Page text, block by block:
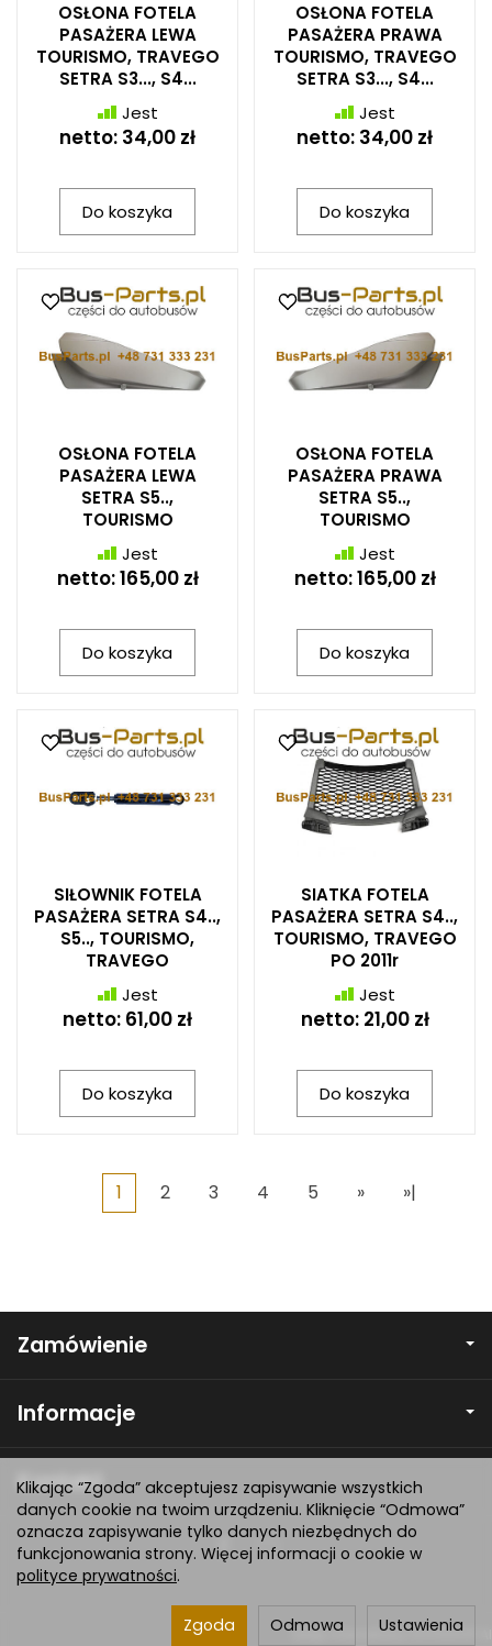
OSŁONA FOTELA
PASAŻERA LEWA
TOURISMO, TRAVEGO
SETRA S3..., S4...
Jest
netto: 34,00 zł
Do koszyka
OSŁONA FOTELA
PASAŻERA PRAWA
TOURISMO, TRAVEGO
SETRA S3..., S4...
Jest
netto: 34,00 zł
Do koszyka
OSŁONA FOTELA
PASAŻERA LEWA
SETRA S5..,
TOURISMO
Jest
netto:165,00 zł
Do koszyka
OSŁONA FOTELA
PASAŻERA PRAWA
SETRA S5..,
TOURISMO
Jest
netto:165,00 zł
Do koszyka
SIŁOWNIK FOTELA
PASAŻERA SETRA S4..,
S5.., TOURISMO,
TRAVEGO
Jest
netto: 61,00 zł
Do koszyka
SIATKA FOTELA
PASAŻERA SETRA S4..,
TOURISMO, TRAVEGO
PO 2011r
Jest
netto: 21,00 zł
Do koszyka
1 2 3 4 5 » »|
Zamówienie
Informacje
Kontakt
Sklep internetowy SOTESHOP AI
Klikając “Zgoda” akceptujesz zapisywanie wszystkich
danych cookie na twoim urządzeniu. Kliknięcie “Odmowa”
oznacza zapisywanie tylko danych niezbędnych do
funkcjonowania strony. Więcej informacji o cookie w
polityce prywatności.
Ustawienia
Odmowa
Zgoda